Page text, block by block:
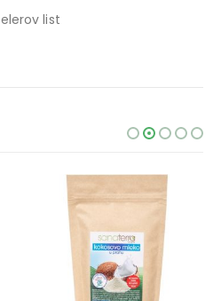
list